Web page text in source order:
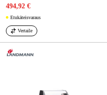
494,92 €
Etukäteisvaraus
Vertaile